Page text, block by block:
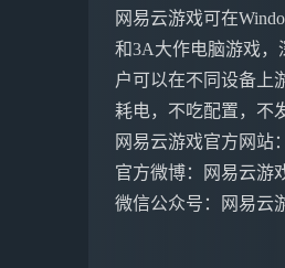
网易云游戏可在
和3A大作电脑游戏，
户可以在不同设备上
耗电，不吃配置，不
网易云游戏官方网站：
官方微博：网易云游
微信公众号：网易云